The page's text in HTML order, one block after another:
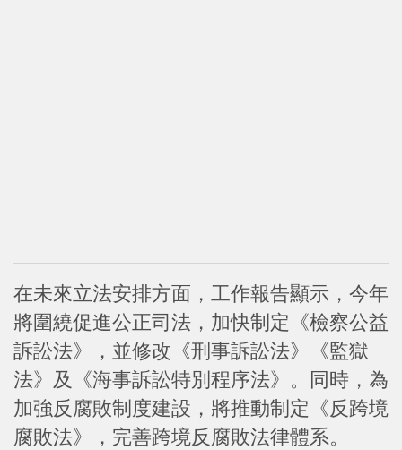
在未來立法安排方面，工作報告顯示，今年
將圍繞促進公正司法，加快制定《檢察公益
訴訟法》，並修改《刑事訴訟法》《監獄
法》及《海事訴訟特別程序法》。同時，為
加強反腐敗制度建設，將推動制定《反跨境
腐敗法》，完善跨境反腐敗法律體系。